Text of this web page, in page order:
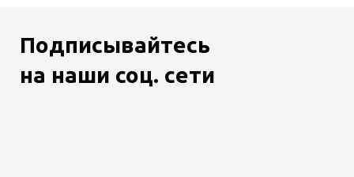
Подписывайтесь
на наши соц. сети